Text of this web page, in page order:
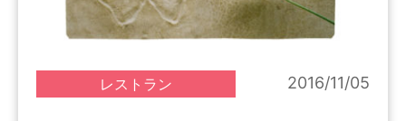
レストラン 2016/11/05